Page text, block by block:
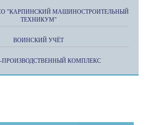
"КАРПИНСКИЙ МАШИНОСТРОИТЕЛЬНЫЙ
ТЕХНИКУМ"
ВОИНСКИЙ УЧЁТ
ПРОИЗВОДСТВЕННЫЙ КОМПЛЕКС